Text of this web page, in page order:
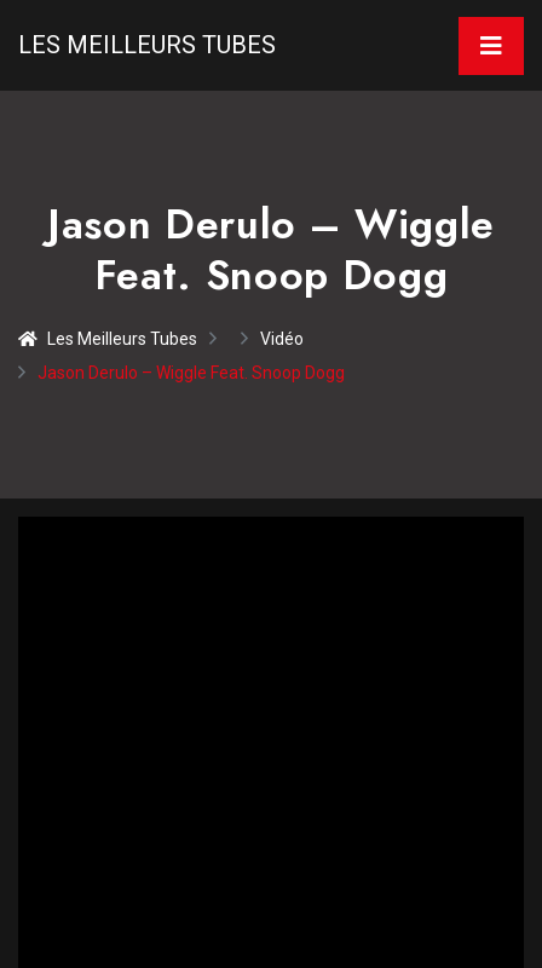
LES MEILLEURS TUBES
Jason Derulo – Wiggle
Feat. Snoop Dogg
Les Meilleurs Tubes
Vidéo
Jason Derulo – Wiggle Feat. Snoop Dogg